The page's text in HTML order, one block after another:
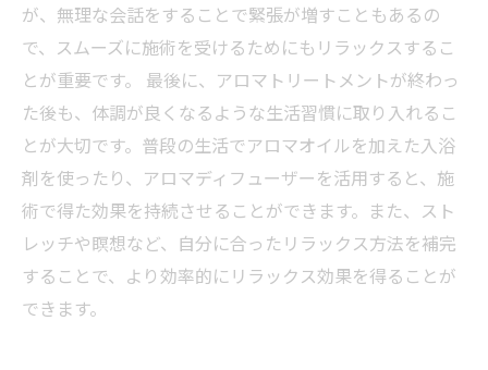
が、無理な会話をすることで緊張が増すこともあるの
で、スムーズに施術を受けるためにもリラックスするこ
とが重要です。 最後に、アロマトリートメントが終わっ
た後も、体調が良くなるような生活習慣に取り入れるこ
とが大切です。普段の生活でアロマオイルを加えた入浴
剤を使ったり、アロマディフューザーを活用すると、施
術で得た効果を持続させることができます。また、スト
レッチや瞑想など、自分に合ったリラックス方法を補完
することで、より効率的にリラックス効果を得ることが
できます。